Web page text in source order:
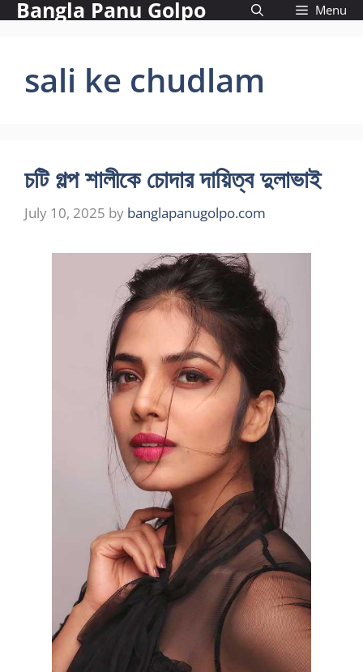
SkipBangla Panu Golpo Menu
sali ke chudlam
চটি গল্প শালীকে চোদার দায়িত্ব দুলাভাই
July 10, 2025 by banglapanugolpo.com